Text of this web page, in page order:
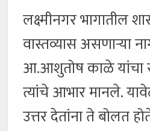
लक्ष्मीनगर भागातील
वास्तव्यास असणाऱ्या
आ.आशुतोष काळे यांचा
त्यांचे आभार मानले.
उत्तर देतांना ते बोलत